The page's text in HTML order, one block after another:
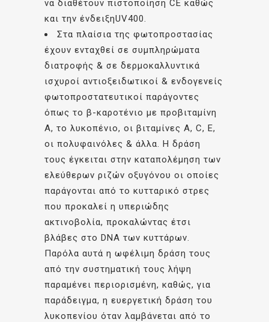
να διαθέτουν πιστοποίηση CE καθώς
και την ένδειξηUV400.
Στα πλαίσια της φωτοπροστασίας
έχουν ενταχθεί σε συμπληρώματα
διατροφής & σε δερμοκαλλυντικά
ισχυροί αντιοξειδωτικοί & ενδογενείς
φωτοπροστατευτικοί παράγοντες
όπως το β-καροτένιο με προβιταμίνη
Α, το λυκοπένιο, οι βιταμίνες A, C, E,
οι πολυφαινόλες & άλλα. Η δράση
τους έγκειται στην καταπολέμηση των
ελεύθερων ριζών οξυγόνου οι οποίες
παράγονται από το κυτταρικό στρες
που προκαλεί η υπεριώδης
ακτινοβολία, προκαλώντας έτσι
βλάβες στο DNA των κυττάρων.
Παρόλα αυτά η ωφέλιμη δράση τους
από την συστηματική τους λήψη
παραμένει περιορισμένη, καθώς, για
παράδειγμα, η ευεργετική δράση του
λυκοπενίου όταν λαμβάνεται από το